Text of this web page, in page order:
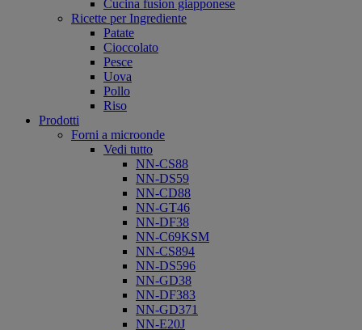
Cucina fusion giapponese
Ricette per Ingrediente
Patate
Cioccolato
Pesce
Uova
Pollo
Riso
Prodotti
Forni a microonde
Vedi tutto
NN-CS88
NN-DS59
NN-CD88
NN-GT46
NN-DF38
NN-C69KSM
NN-CS894
NN-DS596
NN-GD38
NN-DF383
NN-GD371
NN-E20J